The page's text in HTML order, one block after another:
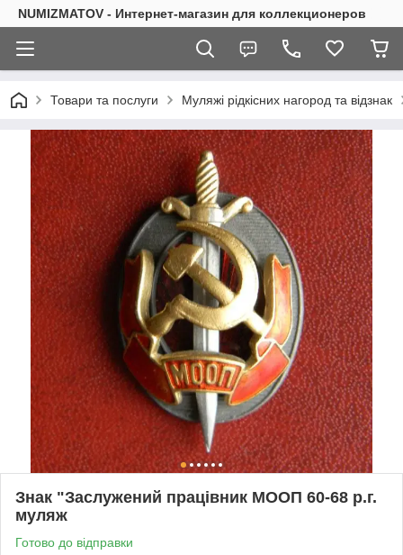
NUMIZMATOV - Интернет-магазин для коллекционеров
Товари та послуги Муляжі рідкісних нагород та відзнак
Знак "Заслужений працівник МООП 60-68 р.г.
муляж
Готово до відправки